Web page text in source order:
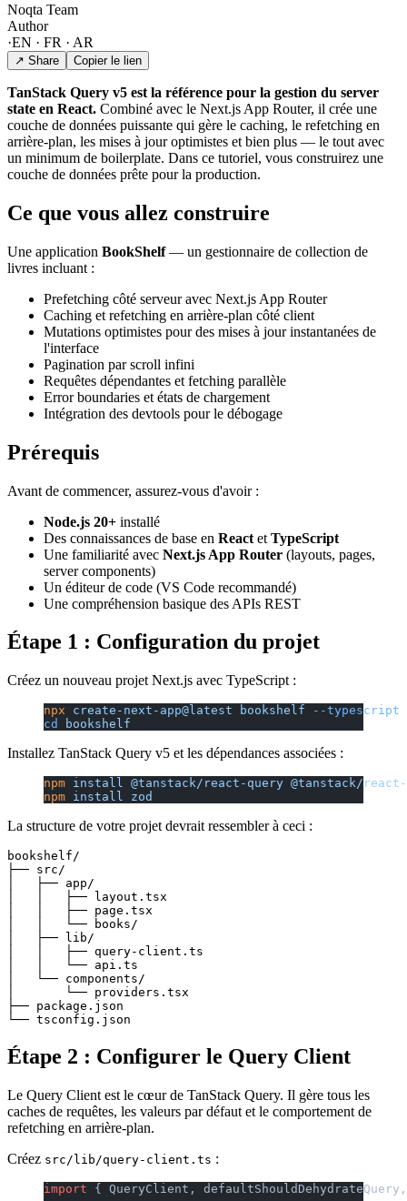
Noqta Team
Author
·EN · FR · AR
↗ Share Copier le lien
TanStack Query v5 est la référence pour la gestion du server
state en React. Combiné avec le Next.js App Router, il crée une
couche de données puissante qui gère le caching, le refetching en
arrière-plan, les mises à jour optimistes et bien plus — le tout avec
un minimum de boilerplate. Dans ce tutoriel, vous construirez une
couche de données prête pour la production.
Ce que vous allez construire
Une application BookShelf— un gestionnaire de collection de
livres incluant :
Prefetching côté serveur avec Next.js App Router
Caching et refetching en arrière-plan côté client
Mutations optimistes pour des mises à jour instantanées de
l'interface
Pagination par scroll infini
Requêtes dépendantes et fetching parallèle
Error boundaries et états de chargement
Intégration des devtools pour le débogage
Prérequis
Avant de commencer, assurez-vous d'avoir :
Node.js 20+ installé
Des connaissances de base en React et TypeScript
Une familiarité avec Next.js App Router (layouts, pages,
server components)
Un éditeur de code (VS Code recommandé)
Une compréhension basique des APIs REST
Étape 1 : Configuration du projet
Créez un nouveau projet Next.js avec TypeScript :
npx create-next-app@latest bookshelf --typescript
cd
bookshelf
Installez TanStack Query v5 et les dépendances associées :
npm install @tanstack/react-query @tanstack/
npm install zod
La structure de votre projet devrait ressembler à ceci :
bookshelf/
├── src/
│   ├── app/
│   │   ├── layout.tsx
│   │   ├── page.tsx
│   │   └── books/
│   ├── lib/
│   │   ├── query-client.ts
│   │   └── api.ts
│   └── components/
│       └── providers.tsx
├── package.json
Étape 2 : Configurer le Query Client
Le Query Client est le cœur de TanStack Query. Il gère tous les
caches de requêtes, les valeurs par défaut et le comportement de
refetching en arrière-plan.
Créez src/lib/query-client.ts :
import { QueryClient,